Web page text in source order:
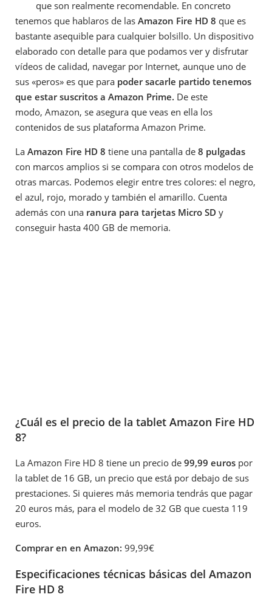
que son realmente recomendable. En concreto
tenemos que hablaros de las Amazon Fire HD 8 que es
bastante asequible para cualquier bolsillo. Un dispositivo
elaborado con detalle para que podamos ver y disfrutar
vídeos de calidad, navegar por Internet, aunque uno de
sus «peros» es que para poder sacarle partido tenemos
que estar suscritos a Amazon Prime. De este
modo, Amazon, se asegura que veas en ella los
contenidos de sus plataforma Amazon Prime.
La Amazon Fire HD 8 tiene una pantalla de 8 pulgadas
con marcos amplios si se compara con otros modelos de
otras marcas. Podemos elegir entre tres colores: el negro,
el azul, rojo, morado y también el amarillo. Cuenta
además con una ranura para tarjetas Micro SD y
conseguir hasta 400 GB de memoria.
¿Cuál es el precio de la tablet Amazon Fire HD
8?
La Amazon Fire HD 8 tiene un precio de 99,99 euros por
la tablet de 16 GB, un precio que está por debajo de sus
prestaciones. Si quieres más memoria tendrás que pagar
20 euros más, para el modelo de 32 GB que cuesta 119
euros.
Comprar en en Amazon: 99,99€
Especificaciones técnicas básicas del Amazon
Fire HD 8